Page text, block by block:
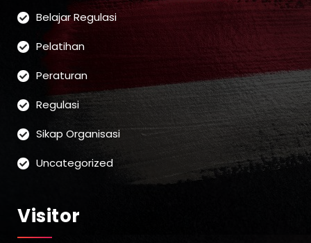
Belajar Regulasi
Pelatihan
Peraturan
Regulasi
Sikap Organisasi
Uncategorized
Visitor